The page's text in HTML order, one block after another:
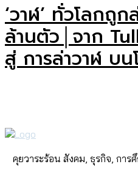
‘วาฬ’ ทั่วโลกถู
ล้านตัว│จาก
สู่ การล่าวาฬ บ
คุยวาระร้อน สังคม, ธุรกิจ, กา